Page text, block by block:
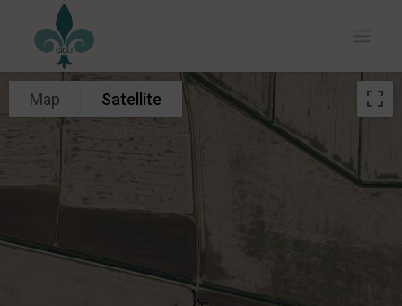
Map Satellite